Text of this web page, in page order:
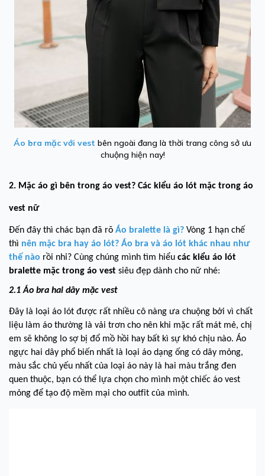
Áo bra mặc với vest bên ngoài đang là thời trang công sở ưu
chuộng hiện nay!
2. Mặc áo gì bên trong áo vest? Các kiểu áo lót mặc trong áo
vest nữ
Đến đây thì chác bạn đã rõ Áo bralette là gì? Vòng 1 hạn chế
thì nên mặc bra hay áo lót? Áo bra và áo lót khác nhau như
thế nào rồi nhỉ? Cùng chúng mình tìm hiểu các kiểu áo lót
bralette mặc trong áo vest siêu đẹp dành cho nữ nhé:
2.1 Áo bra hai dây mặc vest
Đây là loại áo lót được rất nhiều cô nàng ưa chuộng bởi vì chất
liệu làm áo thường là vải trơn cho nên khi mặc rất mát mẻ, chị
em sẽ không lo sợ bị đổ mồ hồi hay bất kì sự khó chịu nào. Áo
ngực hai dây phổ biến nhất là loại áo dạng ống có dây mỏng,
màu sắc chủ yếu nhất của loại áo này là hai màu trắng đen
quen thuộc, bạn có thể lựa chọn cho mình một chiếc áo vest
mỏng để tạo độ mềm mại cho outfit của mình.